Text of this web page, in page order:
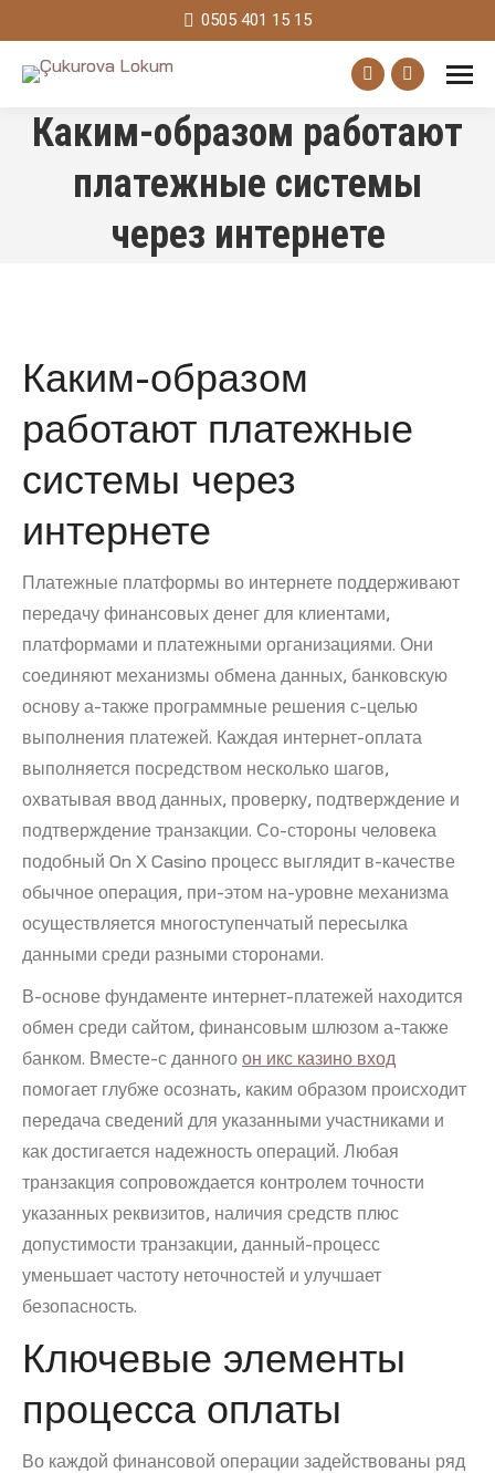
0505 401 15 15
Facebook
page
in
new
Instagram
page
in
Каким-образом работают
платежные системы
через интернете
Каким-образом
работают платежные
системы через
интернете
Платежные платформы во интернете поддерживают
передачу финансовых денег для клиентами,
платформами и платежными организациями. Они
соединяют механизмы обмена данных, банковскую
основу а-также программные решения с-целью
выполнения платежей. Каждая интернет-оплата
выполняется посредством несколько шагов,
охватывая ввод данных, проверку, подтверждение и
подтверждение транзакции. Со-стороны человека
подобный On X Casino процесс выглядит в-качестве
обычное операция, при-этом на-уровне механизма
осуществляется многоступенчатый пересылка
данными среди разными сторонами.
В-основе фундаменте интернет-платежей находится
обмен среди сайтом, финансовым шлюзом а-также
банком. Вместе-с данного он икс казино вход
помогает глубже осознать, каким образом происходит
передача сведений для указанными участниками и
как достигается надежность операций. Любая
транзакция сопровождается контролем точности
указанных реквизитов, наличия средств плюс
допустимости транзакции, данный-процесс
уменьшает частоту неточностей и улучшает
безопасность.
Ключевые элементы
процесса оплаты
Во каждой финансовой операции задействованы ряд